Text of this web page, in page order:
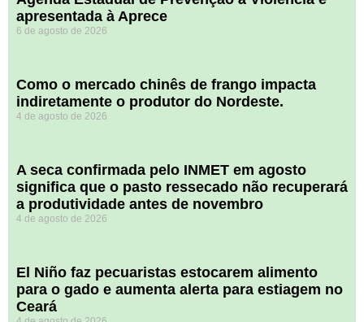
apresentada à Aprece
6 de agosto de 2026
​Como o mercado chinês de frango impacta
indiretamente o produtor do Nordeste.
4 de agosto de 2026
A seca confirmada pelo INMET em agosto
significa que o pasto ressecado não recuperará
a produtividade antes de novembro
4 de agosto de 2026
El Niño faz pecuaristas estocarem alimento
para o gado e aumenta alerta para estiagem no
Ceará